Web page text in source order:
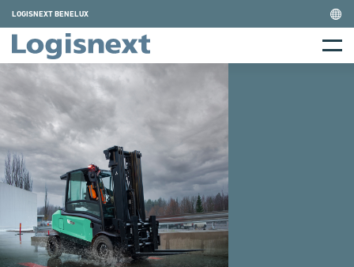
to
content
LOGISNEXT BENELUX
Menu